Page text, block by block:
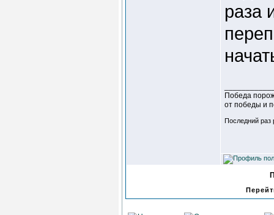
раза
Победа
от победы и
Последний раз